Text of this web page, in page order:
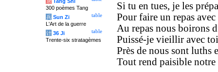
Si tu en tues, je les
Pour faire un repas
Au repas nous boirons
Puissé-je vieillir avec
Près de nous sont luths
Tout rend paisible
300 poèmes Tang
table
兵 Sun Zi
L'Art de la guerre
table
计 36 Ji
Trente-six stratagèmes